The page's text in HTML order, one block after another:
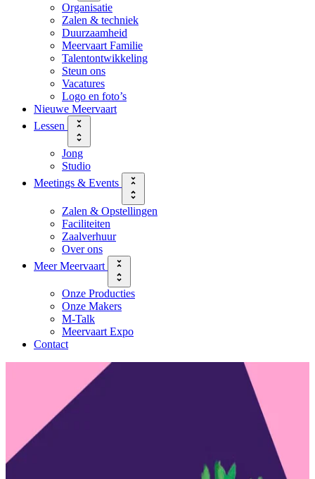
Organisatie
Zalen & techniek
Duurzaamheid
Meervaart Familie
Talentontwikkeling
Steun ons
Vacatures
Logo en foto’s
Nieuwe Meervaart
Lessen
Jong
Studio
Meetings & Events
Zalen & Opstellingen
Faciliteiten
Zaalverhuur
Over ons
Meer Meervaart
Onze Producties
Onze Makers
M-Talk
Meervaart Expo
Contact